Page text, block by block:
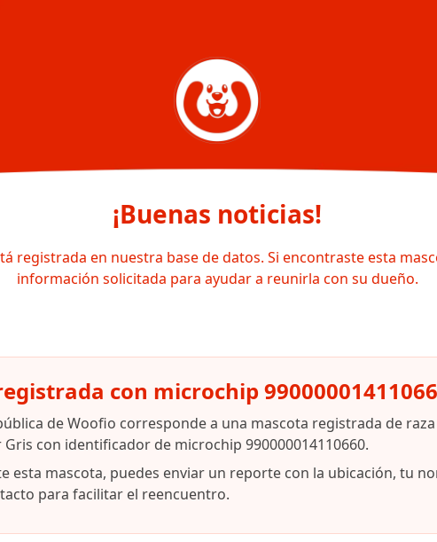
¡Buenas noticias!
registrada en nuestra base de datos. Si encontraste esta
información solicitada para ayudar a reunirla con su dueño.
con microchip
de Woofio corresponde a una mascota registrada de
con identificador de microchip 990000014110660.
esta mascota, puedes enviar un reporte con la ubicación, tu
para facilitar el reencuentro.